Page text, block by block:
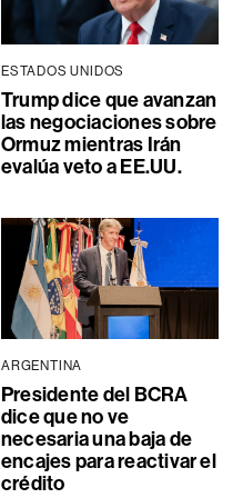
ESTADOS UNIDOS
Trump dice que avanzan
las negociaciones sobre
Ormuz mientras Irán
evalúa veto a EE.UU.
ARGENTINA
Presidente del BCRA
dice que no ve
necesaria una baja de
encajes para reactivar el
crédito